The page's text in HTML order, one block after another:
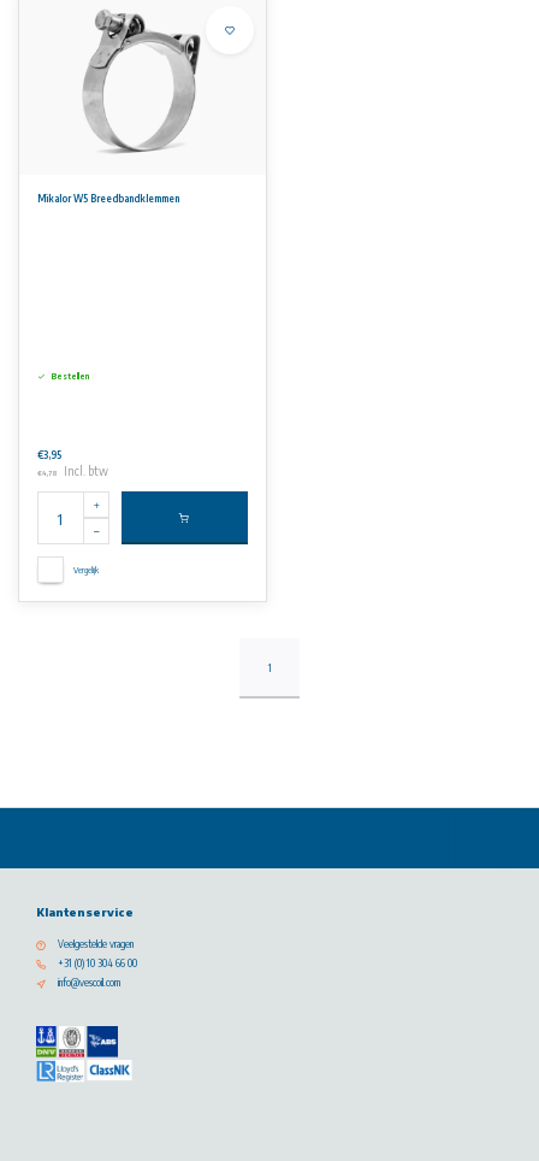
Mikalor W5 Breedbandklemmen
Bestellen
€3,95
€4,78 Incl. btw
Vergelijk
1
Klantenservice
Veelgestelde vragen
+31 (0) 10 304 66 00
info@vescoil.com